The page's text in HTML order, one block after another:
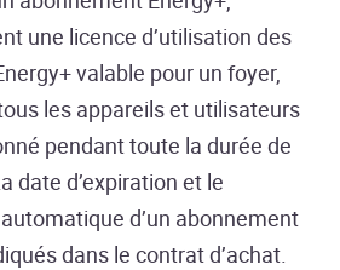
une licence d’utilisation des
valable pour un foyer,
les appareils et utilisateurs
pendant toute la durée de
date d’expiration et le
d’un abonnement
dans le contrat d’achat.